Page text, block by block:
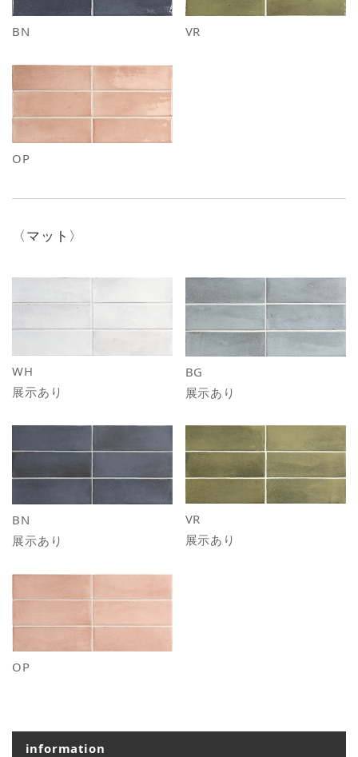
BN VR
OP
〈マット〉
WH
展示あり
BG
展示あり
BN
展示あり
VR
展示あり
OP
information